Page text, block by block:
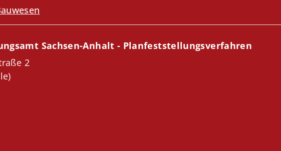
Sachsen-Anhalt - Planfeststellungsverfahren
2